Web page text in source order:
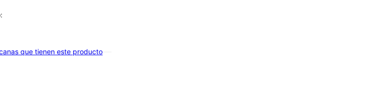
que tienen este producto